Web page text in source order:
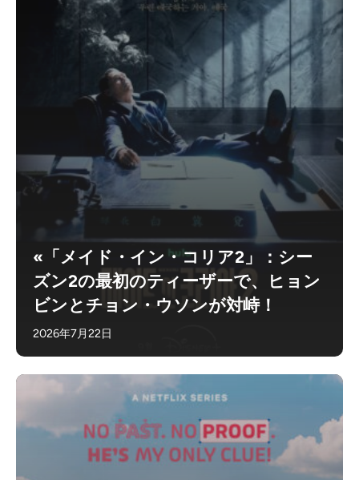
«「メイド・イン・コリア2」：シー
ズン2の最初のティーザーで、ヒョン
ビンとチョン・ウソンが対峙！
2026年7月22日